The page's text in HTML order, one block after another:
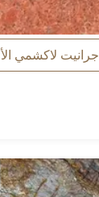
جرانيت لاكشمي